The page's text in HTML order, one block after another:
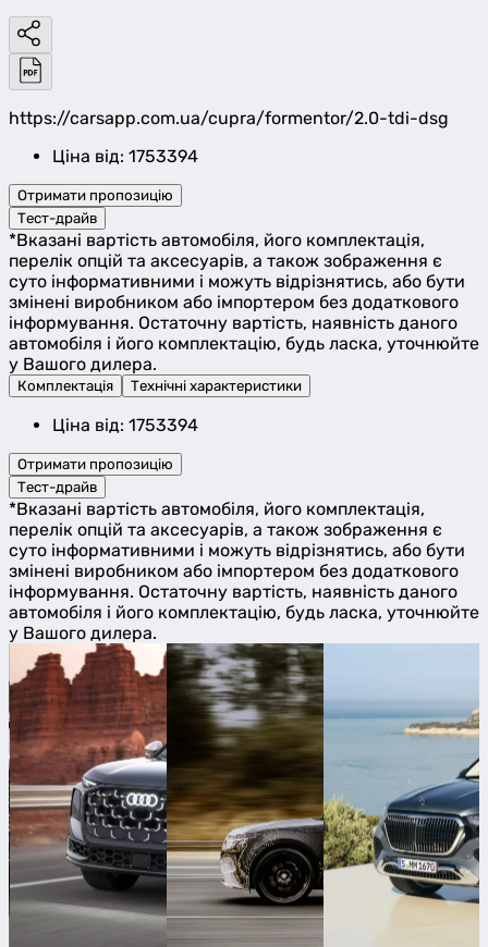
https://carsapp.com.ua/cupra/formentor/2.0-tdi-dsg
Ціна від: 1753394
Отримати пропозицію
Тест-драйв
*Вказані вартість автомобіля, його комплектація,
перелік опцій та аксесуарів, а також зображення є
суто інформативними і можуть відрізнятись, або бути
змінені виробником або імпортером без додаткового
інформування. Остаточну вартість, наявність даного
автомобіля і його комплектацію, будь ласка, уточнюйте
у Вашого дилера.
Комплектація Технічні характеристики
Ціна від: 1753394
Отримати пропозицію
Тест-драйв
*Вказані вартість автомобіля, його комплектація,
перелік опцій та аксесуарів, а також зображення є
суто інформативними і можуть відрізнятись, або бути
змінені виробником або імпортером без додаткового
інформування. Остаточну вартість, наявність даного
автомобіля і його комплектацію, будь ласка, уточнюйте
у Вашого дилера.